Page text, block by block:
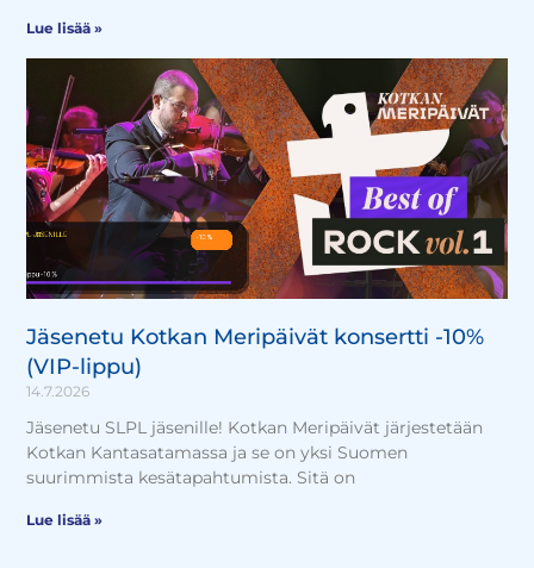
Lue lisää »
Jäsenetu Kotkan Meripäivät konsertti -10%
(VIP-lippu)
14.7.2026
Jäsenetu SLPL jäsenille! Kotkan Meripäivät järjestetään
Kotkan Kantasatamassa ja se on yksi Suomen
suurimmista kesätapahtumista. Sitä on
Lue lisää »